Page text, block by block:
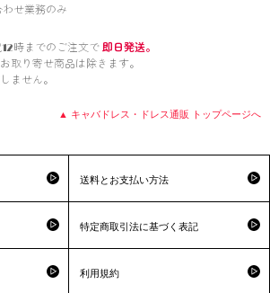
せ業務のみ
時までのご注文で 即日発送。
取り寄せ商品は除きます。
ません。
▲ キャバドレス・ドレス通販 トップページへ
送料とお支払い方法
特定商取引法に基づく表記
利用規約